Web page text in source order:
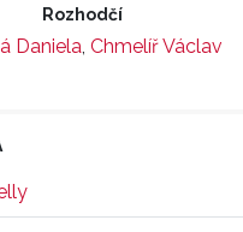
Rozhodčí
Daniela, Chmelíř Václav